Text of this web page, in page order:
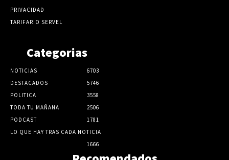
PRIVACIDAD
TARIFARIO SERVEL
Categorias
NOTICIAS
6703
DESTACADOS
5746
POLITICA
3558
TODA TU MAÑANA
2506
PODCAST
1781
LO QUE HAY TRAS CADA NOTICIA
1666